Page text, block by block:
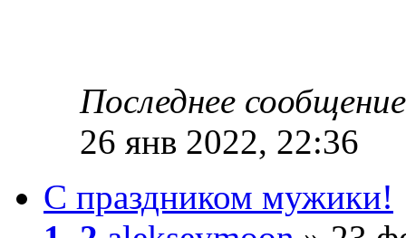
Последнее
26 янв 2022, 22:36
С праздником мужики!